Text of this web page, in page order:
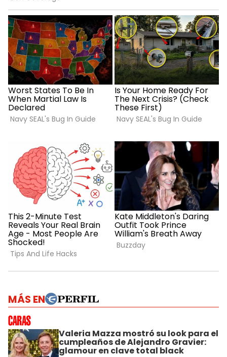
MÁS EN
Valeria Mazza mostró su look para el
cumpleaños de Alejandro Gravier:
glamour en clave total black